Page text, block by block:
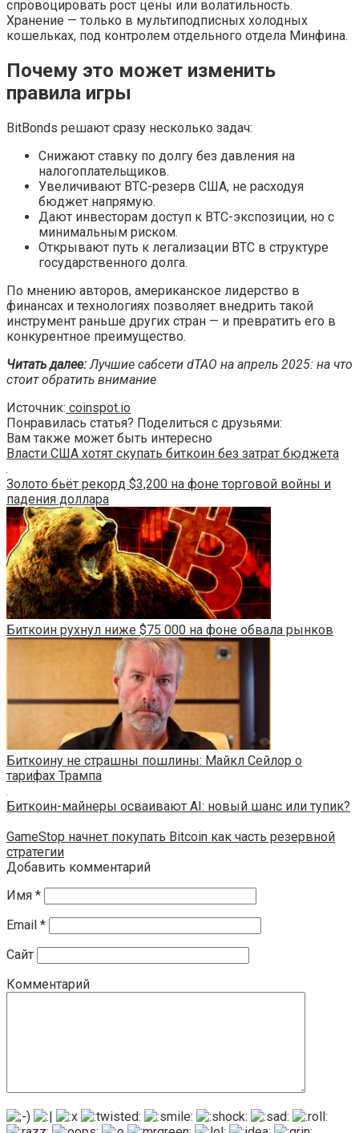
спровоцировать рост цены или волатильность.
Хранение — только в мультиподписных холодных
кошельках, под контролем отдельного отдела Минфина.
Почему это может изменить
правила игры
BitBonds решают сразу несколько задач:
Снижают ставку по долгу без давления на
налогоплательщиков.
Увеличивают BTC-резерв США, не расходуя
бюджет напрямую.
Дают инвесторам доступ к BTC-экспозиции, но с
минимальным риском.
Открывают путь к легализации BTC в структуре
государственного долга.
По мнению авторов, американское лидерство в
финансах и технологиях позволяет внедрить такой
инструмент раньше других стран — и превратить его в
конкурентное преимущество.
Читать далее: Лучшие сабсети dTAO на апрель 2025: на что
стоит обратить внимание
Источник: coinspot.io
Понравилась статья? Поделиться с друзьями:
Вам также может быть интересно
Власти США хотят скупать биткоин без затрат бюджета
Золото бьёт рекорд $3,200 на фоне торговой войны и
падения доллара
Биткоин рухнул ниже $75 000 на фоне обвала рынков
Биткоину не страшны пошлины: Майкл Сейлор о
тарифах Трампа
Биткоин-майнеры осваивают AI: новый шанс или тупик?
GameStop начнет покупать Bitcoin как часть резервной
стратегии
Добавить комментарий
Имя *
Email *
Сайт
Комментарий